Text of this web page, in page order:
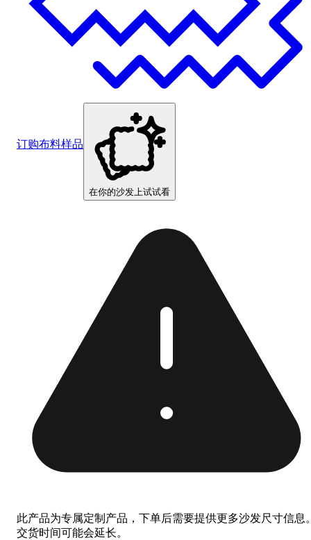
订购布料样品
在你的沙发上试试看
此产品为专属定制产品，下单后需要提供更多沙发尺寸信息
交货时间可能会延长。